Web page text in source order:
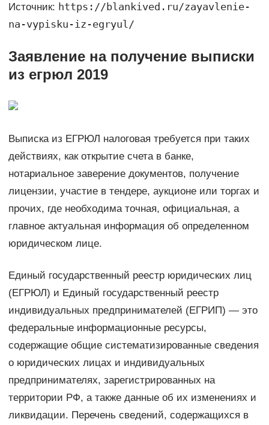
Источник: https://blankived.ru/zayavlenie-
na-vypisku-iz-egryul/
Заявление на получение выписки
из егрюл 2019
Выписка из ЕГРЮЛ налоговая требуется при таких
действиях, как открытие счета в банке,
нотариальное заверение документов, получение
лицензии, участие в тендере, аукционе или торгах и
прочих, где необходима точная, официальная, а
главное актуальная информация об определенном
юридическом лице.
Единый государственный реестр юридических лиц
(ЕГРЮЛ) и Единый государственный реестр
индивидуальных предпринимателей (ЕГРИП) — это
федеральные информационные ресурсы,
содержащие общие систематизированные сведения
о юридических лицах и индивидуальных
предпринимателях, зарегистрированных на
территории РФ, а также данные об их изменениях и
ликвидации. Перечень сведений, содержащихся в